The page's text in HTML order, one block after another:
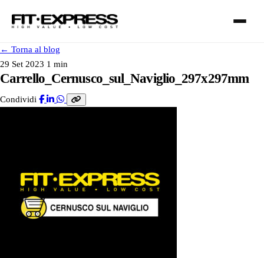
FRANCHISING
I NOSTRI CLUB
← Torna al blog
29 Set 2023 1 min
Carrello_Cernusco_sul_Naviglio_297x297mm
Condividi